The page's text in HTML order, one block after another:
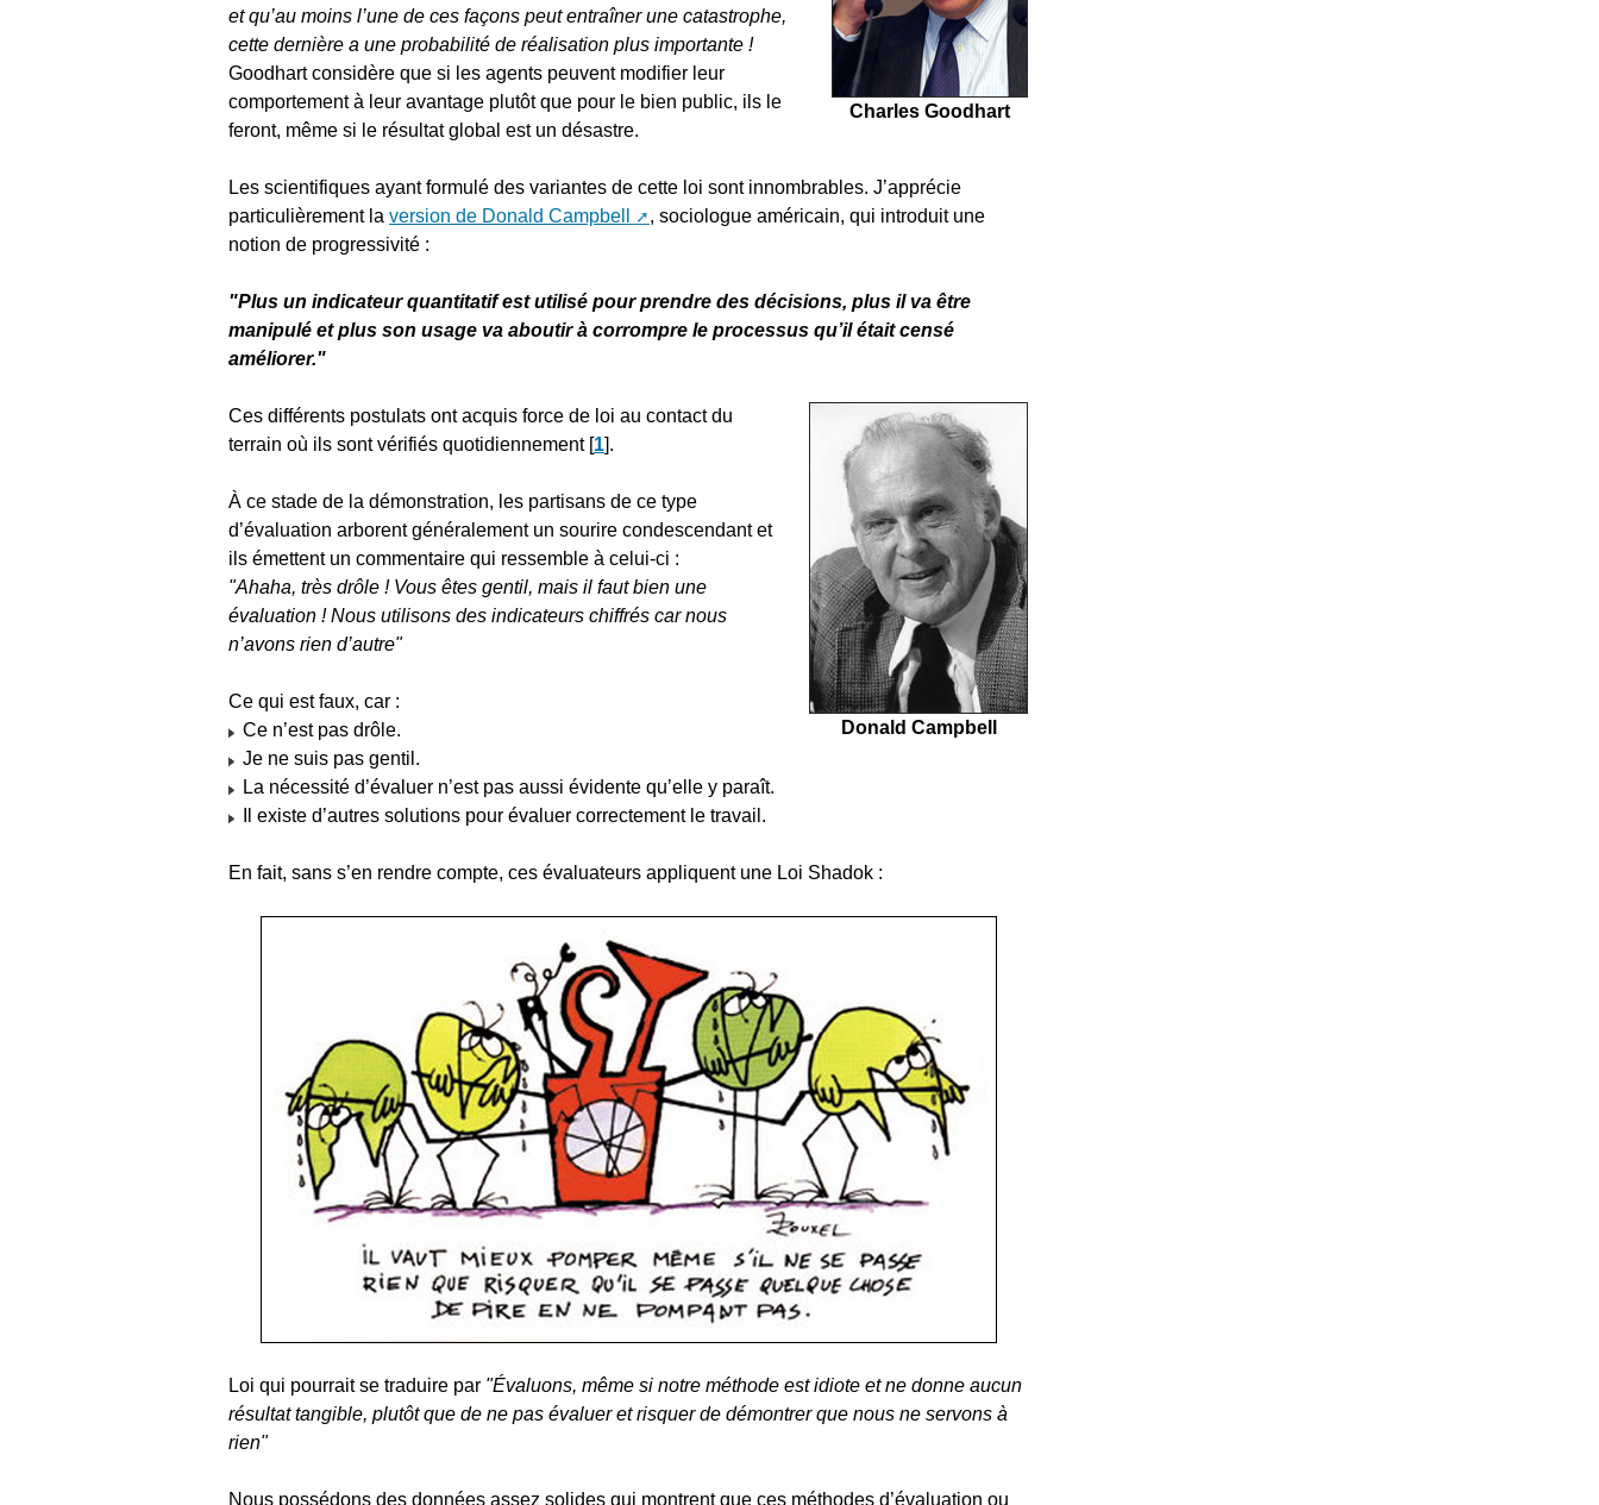
Charles Goodhart
et qu’au moins l’une de ces façons peut entraîner une catastrophe,
cette dernière a une probabilité de réalisation plus importante !
Goodhart considère que si les agents peuvent modifier leur
comportement à leur avantage plutôt que pour le bien public, ils le
feront, même si le résultat global est un désastre.
Les scientifiques ayant formulé des variantes de cette loi sont innombrables. J’apprécie
particulièrement la version de Donald Campbell
, sociologue américain, qui introduit une
notion de progressivité :
"Plus un indicateur quantitatif est utilisé pour prendre des décisions, plus il va être
manipulé et plus son usage va aboutir à corrompre le processus qu’il était censé
améliorer."
Donald Campbell
Ces différents postulats ont acquis force de loi au contact du
terrain où ils sont vérifiés quotidiennement[1].
À ce stade de la démonstration, les partisans de ce type
d’évaluation arborent généralement un sourire condescendant et
ils émettent un commentaire qui ressemble à celui-ci :
"Ahaha, très drôle ! Vous êtes gentil, mais il faut bien une
évaluation ! Nous utilisons des indicateurs chiffrés car nous
n’avons rien d’autre"
Ce qui est faux, car :
Ce n’est pas drôle.
Je ne suis pas gentil.
La nécessité d’évaluer n’est pas aussi évidente qu’elle y paraît.
Il existe d’autres solutions pour évaluer correctement le travail.
En fait, sans s’en rendre compte, ces évaluateurs appliquent une Loi Shadok :
Loi qui pourrait se traduire par "Évaluons, même si notre méthode est idiote et ne donne aucun
résultat tangible, plutôt que de ne pas évaluer et risquer de démontrer que nous ne servons à
rien"
Nous possédons des données assez solides qui montrent que ces méthodes d’évaluation ou